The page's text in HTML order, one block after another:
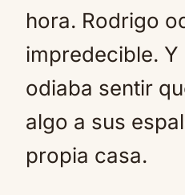
hora. Rodrigo
impredecible. Y
odiaba sentir
algo a sus
propia casa.